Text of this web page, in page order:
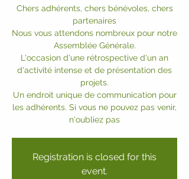
Chers adhérents, chers bénévoles, chers
partenaires
Nous vous attendons nombreux pour notre
Assemblée Générale.
L'occasion d'une rétrospective d'un an
d'activité intense et de présentation des
projets.
Un endroit unique de communication pour
les adhérents. Si vous ne pouvez pas venir,
n'oubliez pas
Registration is closed for this
event.